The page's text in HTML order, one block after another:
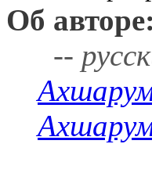
Об авторе:
--